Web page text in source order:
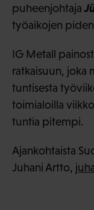
puheenjohtaja
työaikojen
IG Metall
ratkaisuun, joka
tuntisesta
toimialoilla
tuntia pitempi.
Ajankohtaista
Juhani Artto,